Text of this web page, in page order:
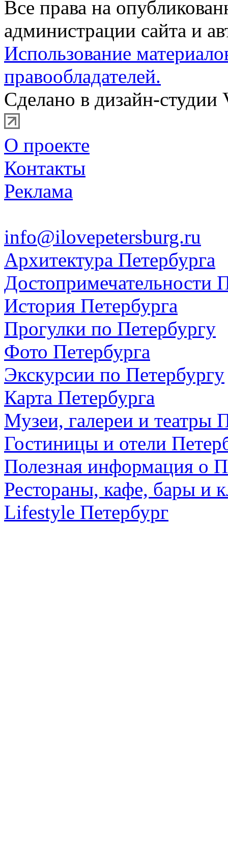
Все права на
администрации сайта и
Использование
правообладателей.
Сделано в дизайн-студии
О проекте
Контакты
Реклама
info@ilovepetersburg.ru
Архитектура Петербурга
Достопримечательности
История Петербурга
Прогулки по Петербургу
Фото Петербурга
Экскурсии по Петербургу
Карта Петербурга
Музеи, галереи и театры
Гостиницы и отели
Полезная информация о
Рестораны, кафе, бары и
Lifestyle Петербург